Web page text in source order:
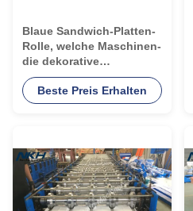
Blaue Sandwich-Platten-
Rolle, welche Maschinen-
die dekorative
Metallaußenwand-Rolle
ehemalig bildet
Beste Preis Erhalten